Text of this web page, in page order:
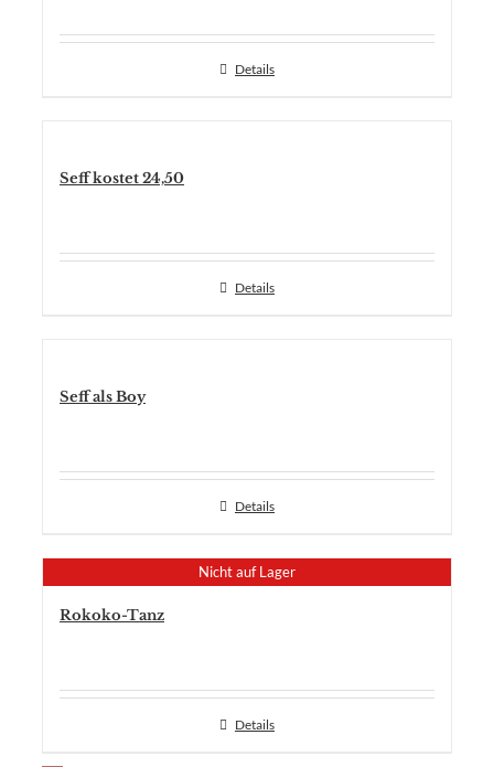
Details
Seff kostet 24,50
Details
Seff als Boy
Details
Nicht auf Lager
Rokoko-Tanz
Details